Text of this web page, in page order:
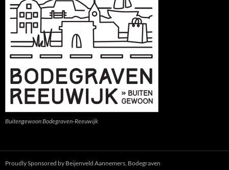
Buitengewoon Bodegraven-Reeuwijk
Proudly Sponsored by Beijenveld Aannemers, Bodegraven